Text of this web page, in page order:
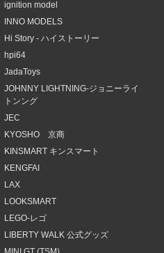
ignition model
INNO MODELS
Hi Story - ハイストーリー
hpi64
JadaToys
JOHNNY LIGHTNING-ジョニーライ
トンング
JEC
KYOSHO 京商
KINSMART キンスマート
KENGFAI
LAX
LOOKSMART
LEGO-レゴ
LIBERTY WALK 公式グッズ